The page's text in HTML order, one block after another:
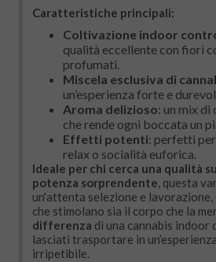
Caratteristiche principali:
Coltivazione indoor
qualità eccellente con fiori
profumati.
Miscela esclusiva di
un’esperienza forte e
Aroma delizioso: un mix di
che rende ogni boccata un
Effetti potenti: perfetti
relax o socialità euforica.
Ideale per chi cerca una qualità
potenza sorprendente, questa
un'attenta selezione e
che stimolano sia il corpo che la
differenza di una cannabis indoor
lasciati trasportare in
irripetibile.